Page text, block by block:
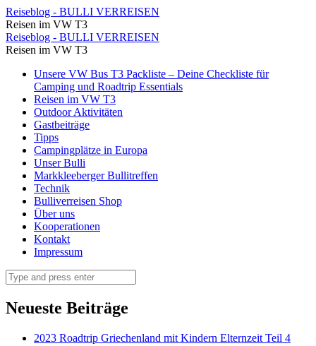
Als
Abschluss
für
diesen
tollen
Tag
und
die
gemeinsame
Zeit
Albanien
gehen
noch
einmal
alle
gemeinsam
Reiseblog - BULLI VERREISEN
Reisen im VW T3
Als
Abschluss
für
diesen
tollen
Tag
und
die
gemeinsame
Zeit
Albanien
gehen
wir
noch
Reiseblog - BULLI VERREISEN
Reisen im VW T3
Skip
content
Unsere VW Bus T3 Packliste – Deine Checkliste für
Camping und Roadtrip Essentials
Reisen im VW T3
Outdoor Aktivitäten
Gastbeiträge
Tipps
Campingplätze in Europa
Unser Bulli
Markkleeberger Bullitreffen
Technik
Bulliverreisen Shop
Über uns
Kooperationen
Kontakt
Impressum
Search
Neueste Beiträge
2023 Roadtrip Griechenland mit Kindern Elternzeit Teil 4